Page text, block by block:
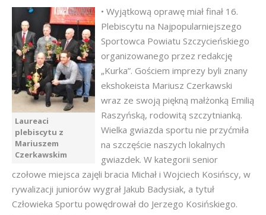
Laureaci
plebiscytu z
Mariuszem
Czerkawskim
• Wyjątkową oprawę miał finał 16.
Plebiscytu na Najpopularniejszego
Sportowca Powiatu Szczycieńskiego
organizowanego przez redakcję
„Kurka”. Gościem imprezy byli znany
ekshokeista Mariusz Czerkawski
wraz ze swoją piękną małżonką Emilią
Raszyńską, rodowitą szczytnianką.
Wielka gwiazda sportu nie przyćmiła
na szczęście naszych lokalnych
gwiazdek. W kategorii senior
czołowe miejsca zajęli bracia Michał i Wojciech Kosińscy, w
rywalizacji juniorów wygrał Jakub Badysiak, a tytuł
Człowieka Sportu powędrował do Jerzego Kosińskiego.